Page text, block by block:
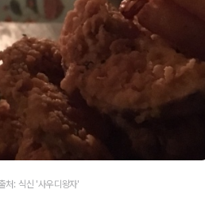
처: 식신 '사우디왕자'